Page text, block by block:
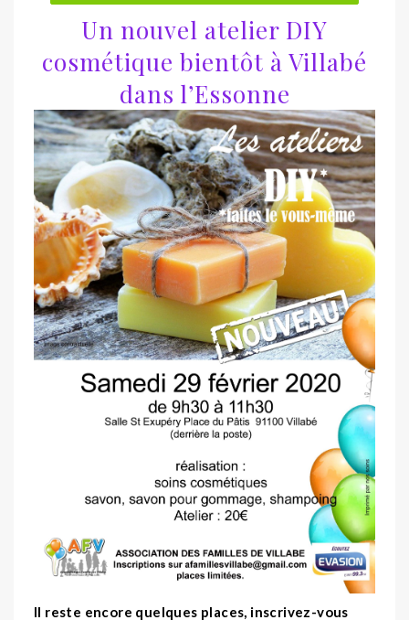
Un nouvel atelier DIY
cosmétique bientôt à Villabé
dans l’Essonne
Il reste encore quelques places, inscrivez-vous